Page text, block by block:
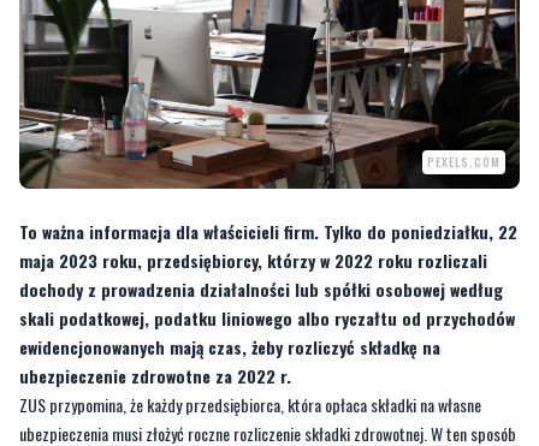
PEXELS.COM
To ważna informacja dla właścicieli firm. Tylko do poniedziałku, 22
maja 2023 roku, przedsiębiorcy, którzy w 2022 roku rozliczali
skali podatkowej, podatku liniowego albo ryczałtu od przychodów
ewidencjonowanych mają czas, żeby rozliczyć składkę na
ubezpieczenie zdrowotne za 2022 r.
ZUS przypomina, że każdy przedsiębiorca, która opłaca składki na własne
ubezpieczenia musi złożyć roczne rozliczenie składki zdrowotnej. W ten sposób
ustala się składkę za dany rok na podstawie przychodów/dochodów w nim
osiągniętych.
ZOBACZ TAKŻE:Tylu milionerów mieszka w powiatach wejherowskim